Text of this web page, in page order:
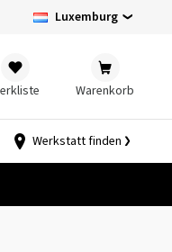
Luxemburg
Warenkorb
Werkstatt finden